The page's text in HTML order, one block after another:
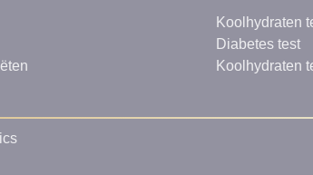
Koolhydraten
Diabetes test
Koolhydraten